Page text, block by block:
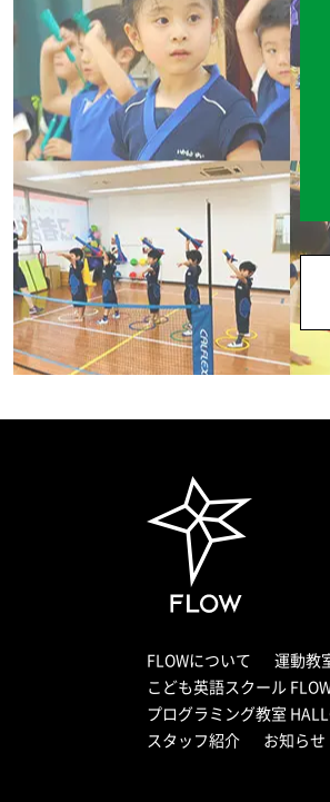
FLOWについて 運動教
こども英語スクール
プログラミング教室
スタッフ紹介
お知らせ